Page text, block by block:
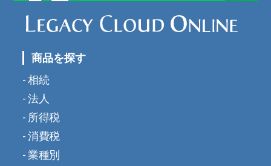
商品を探す
相続
法人
所得税
消費税
業種別